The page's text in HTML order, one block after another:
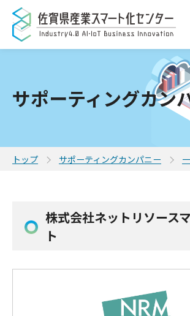
サポーティングカン
トップ サポーティングカンパニー
株式会社ネットリソース
ト